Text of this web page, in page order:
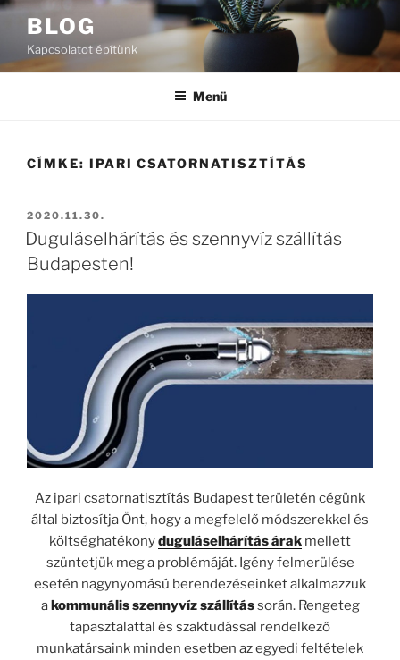
Tartalomhoz
BLOG
Kapcsolatot építünk
Menü
CÍMKE: IPARI CSATORNATISZTÍTÁS
BEKÜLDVE:
2020.11.30.
Duguláselhárítás és szennyvíz szállítás
Budapesten!
Az ipari csatornatisztítás Budapest területén cégünk
által biztosítja Önt, hogy a megfelelő módszerekkel és
költséghatékonyduguláselhárítás árak mellett
szüntetjük meg a problémáját. Igény felmerülése
esetén nagynyomású berendezéseinket alkalmazzuk
akommunális szennyvíz szállítássorán. Rengeteg
tapasztalattal és szaktudással rendelkező
munkatársaink minden esetben az egyedi feltételek